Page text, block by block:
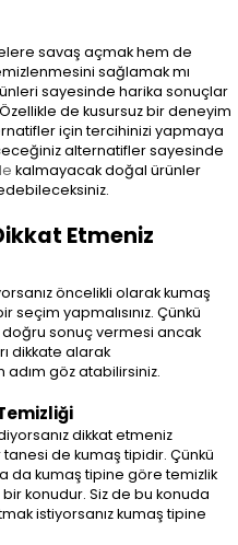
savaş açmak hem de
sağlamak mı
sayesinde harika sonuçlar
de kusursuz bir deneyim
için tercihinizi yapmaya
alternatifler sayesinde
kalmayacak doğal ürünler
Etmeniz
öncelikli olarak kumaş
seçim yapmalısınız. Çünkü
doğru sonuç vermesi ancak
dikkate alarak
göz atabilirsiniz.
dikkat etmeniz
de kumaş tipidir. Çünkü
da kumaş tipine göre temizlik
konudur. Siz de bu konuda
istiyorsanız kumaş tipine